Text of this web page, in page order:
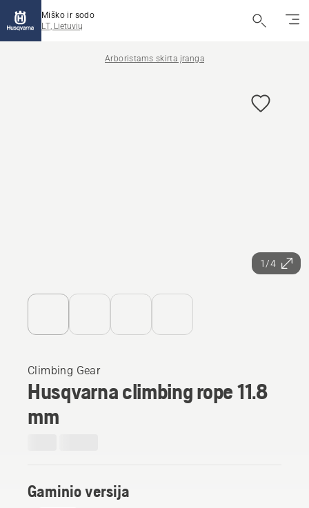
Miško ir sodo
LT, Lietuvių
Arboristams skirta įranga
1/4
Climbing Gear
Husqvarna climbing rope 11.8
mm
Gaminio versija